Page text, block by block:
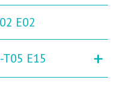
E02
T05 E15 +